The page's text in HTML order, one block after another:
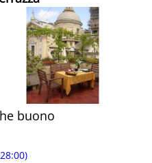
buono